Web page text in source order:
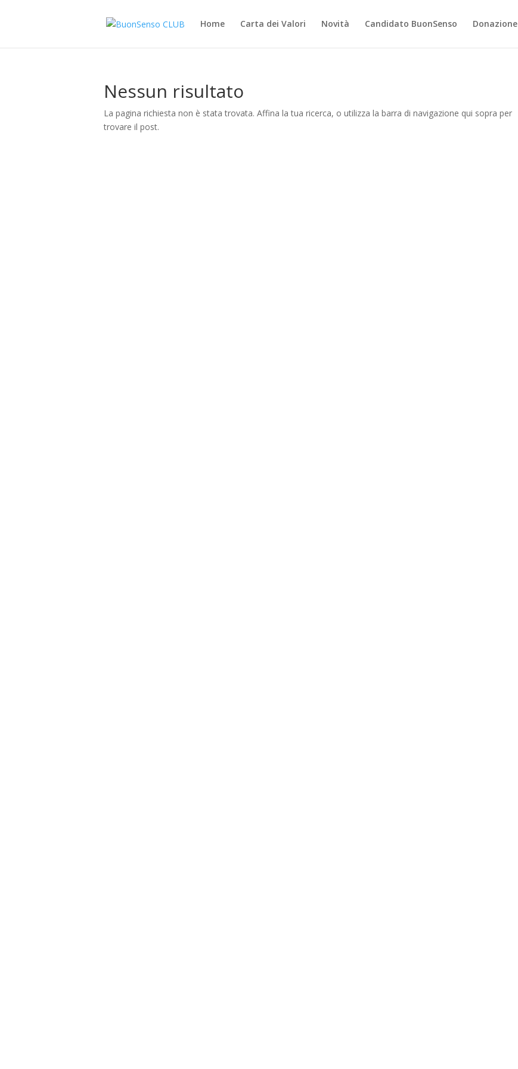
Home Carta dei Valori Novità Candidato BuonSenso Donazione
Nessun risultato
La pagina richiesta non è stata trovata. Affina la tua ricerca, o utilizza la barra di navigazione qui sopra per
trovare il post.